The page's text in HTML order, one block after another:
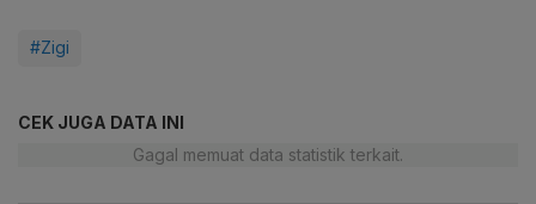
#Zigi
CEK JUGA DATA INI
Gagal memuat data statistik terkait.